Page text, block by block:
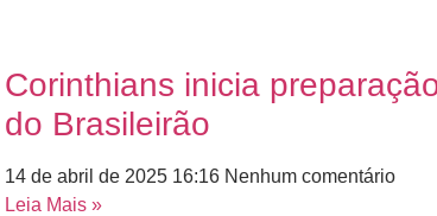
Corinthians inicia
do Brasileirão
14 de abril de 2025 16:16 Nenhum comentário
Leia Mais »